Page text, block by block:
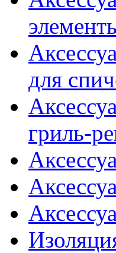
для
гриль-